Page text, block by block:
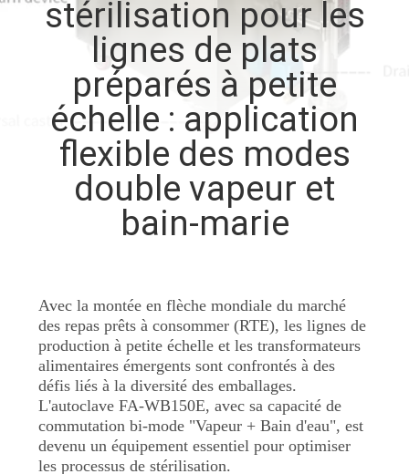
VISITE
D'USINE
CONTRÔLE
QUALITÉ
CONTACTEZ-
DEMANDEZ
UNE
CITATION
PLAN
stérilisation pour les
lignes de plats
préparés à petite
échelle : application
flexible des modes
double vapeur et
bain-marie
Avec la montée en flèche mondiale du marché
des repas prêts à consommer (RTE), les lignes de
production à petite échelle et les transformateurs
alimentaires émergents sont confrontés à des
défis liés à la diversité des emballages.
L'autoclave FA-WB150E, avec sa capacité de
commutation bi-mode "Vapeur + Bain d'eau", est
devenu un équipement essentiel pour optimiser
les processus de stérilisation.